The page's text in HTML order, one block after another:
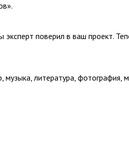
поверил в ваш проект.
музыка, литература,